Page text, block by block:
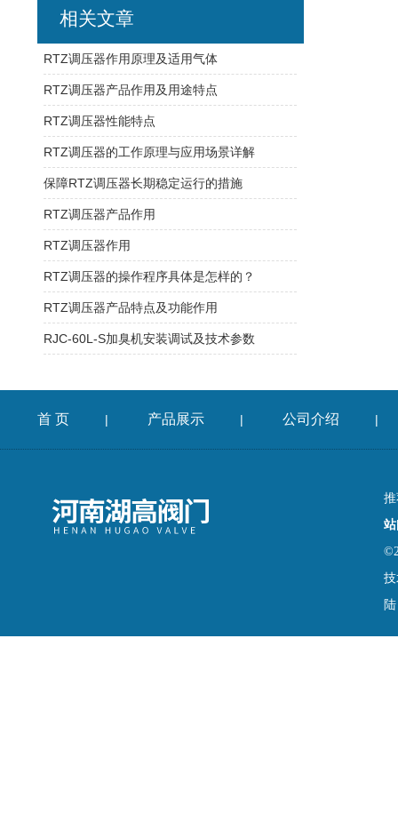
相关文章
RTZ调压器作用原理及适用气体
RTZ调压器产品作用及用途特点
RTZ调压器性能特点
RTZ调压器的工作原理与应用场景详解
保障RTZ调压器长期稳定运行的措施
RTZ调压器产品作用
RTZ调压器作用
RTZ调压器的操作程序具体是怎样的？
RTZ调压器产品特点及功能作用
RJC-60L-S加臭机安装调试及技术参数
首 页 | 产品展示 | 公司介绍 |
陆